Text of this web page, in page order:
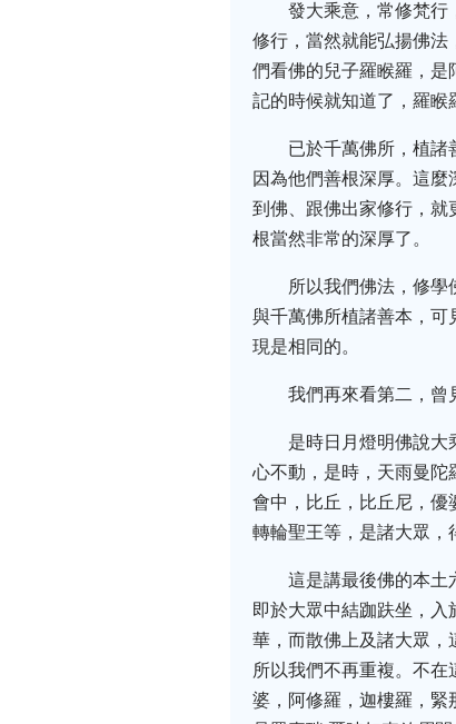
發大乘意，常修梵行
修行，當然就能弘揚佛法
們看佛的兒子羅睺羅，是
記的時候就知道了，羅睺
已於千萬佛所，植諸
因為他們善根深厚。這
到佛、跟佛出家修行，就
根當然非常的深厚了。
所以我們佛法，修學
與千萬佛所植諸善本，可
現是相同的。
我們再來看第二，曾
是時日月燈明佛說大
心不動，是時，天雨曼陀
會中，比丘，比丘尼，優
轉輪聖王等，是諸大眾，
這是講最後佛的本土
即於大眾中結跏趺坐，
華，而散佛上及諸大眾，
所以我們不再重複。不
婆，阿修羅，迦樓羅，緊